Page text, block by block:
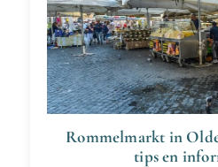
Rommelmarkt in
tips en